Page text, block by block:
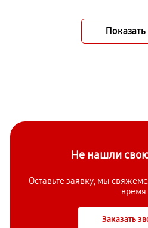
Показать
Не нашли
Оставьте заявку, мы
время
Заказать